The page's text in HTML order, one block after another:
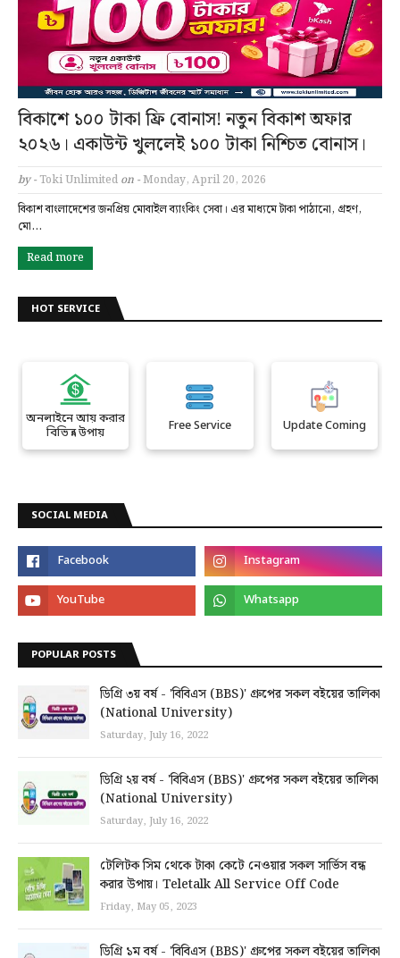
বিকাশে ১০০ টাকা ফ্রি বোনাস! নতুন বিকাশ অফার
২০২৬। একাউন্ট খুললেই ১০০ টাকা নিশ্চিত বোনাস।
by - Toki Unlimited on -Monday, April 20, 2026
বিকাশ বাংলাদেশের জনপ্রিয় মোবাইল ব্যাংকিং সেবা। এর মাধ্যমে টাকা পাঠানো, গ্রহণ,
মো…
Read more
HOT SERVICE
অনলাইনে আয় করার
বিভিন্ন উপায়
Free Service Update Coming
SOCIAL MEDIA
POPULAR POSTS
ডিগ্রি ৩য় বর্ষ - 'বিবিএস (BBS)' গ্রুপের সকল বইয়ের তালিকা
(National University)
Saturday, July 16, 2022
ডিগ্রি ২য় বর্ষ - 'বিবিএস (BBS)' গ্রুপের সকল বইয়ের তালিকা
(National University)
Saturday, July 16, 2022
টেলিটক সিম থেকে টাকা কেটে নেওয়ার সকল সার্ভিস বন্ধ
করার উপায়। Teletalk All Service Off Code
Friday, May 05, 2023
ডিগ্রি ১ম বর্ষ - 'বিবিএস (BBS)' গ্রুপের সকল বইয়ের তালিকা